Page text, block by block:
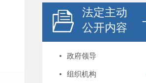
法定主动
公开内容
政府领导
组织机构